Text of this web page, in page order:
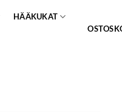
HÄÄKUKAT